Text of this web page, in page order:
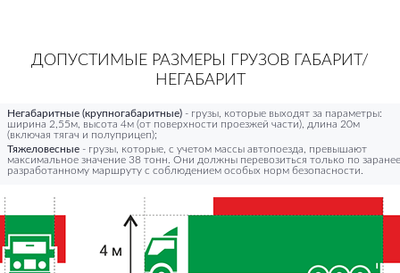
ДОПУСТИМЫЕ РАЗМЕРЫ ГРУЗОВ ГАБАРИТ/
НЕГАБАРИТ
Негабаритные (крупногабаритные) - грузы, которые выходят за параметры:
ширина 2,55м, высота 4м (от поверхности проезжей части), длина 20м
(включая тягач и полуприцеп);
Тяжеловесные - грузы, которые, с учетом массы автопоезда, превышают
максимальное значение 38 тонн. Они должны перевозиться только по заранее
разработанному маршруту с соблюдением особых норм безопасности.